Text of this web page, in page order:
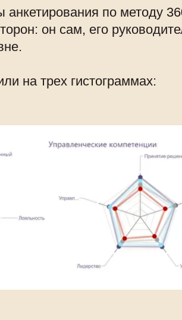
анкетирования по методу
он сам, его
на трех гистограммах: